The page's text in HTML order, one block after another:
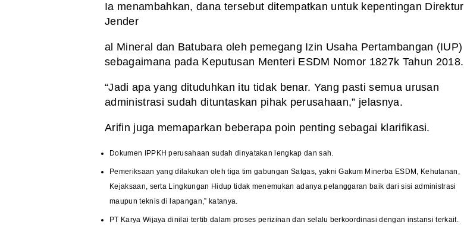
Ia menambahkan, dana tersebut ditempatkan untuk kepentingan Direktur
Jender
al Mineral dan Batubara oleh pemegang Izin Usaha Pertambangan (IUP)
sebagaimana pada Keputusan Menteri ESDM Nomor 1827k Tahun 2018.
“Jadi apa yang dituduhkan itu tidak benar. Yang pasti semua urusan
administrasi sudah dituntaskan pihak perusahaan,” jelasnya.
Arifin juga memaparkan beberapa poin penting sebagai klarifikasi.
Dokumen IPPKH perusahaan sudah dinyatakan lengkap dan sah.
Pemeriksaan yang dilakukan oleh tiga tim gabungan Satgas, yakni Gakum Minerba ESDM, Kehutanan,
Kejaksaan, serta Lingkungan Hidup tidak menemukan adanya pelanggaran baik dari sisi administrasi
maupun teknis di lapangan,” katanya.
PT Karya Wijaya dinilai tertib dalam proses perizinan dan selalu berkoordinasi dengan instansi terkait.